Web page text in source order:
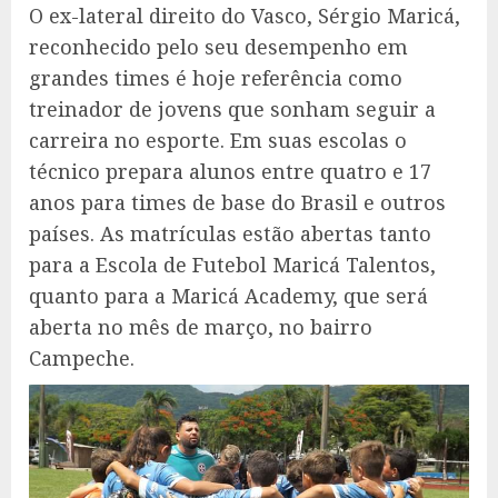
O ex-lateral direito do Vasco, Sérgio Maricá,
reconhecido pelo seu desempenho em
grandes times é hoje referência como
treinador de jovens que sonham seguir a
carreira no esporte. Em suas escolas o
técnico prepara alunos entre quatro e 17
anos para times de base do Brasil e outros
países. As matrículas estão abertas tanto
para a Escola de Futebol Maricá Talentos,
quanto para a Maricá Academy, que será
aberta no mês de março, no bairro
Campeche.